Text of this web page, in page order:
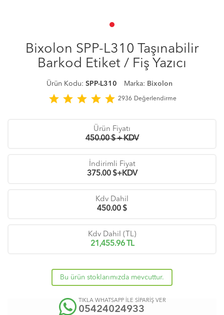
Bixolon SPP-L310 Taşınabilir
Barkod Etiket / Fiş Yazıcı
Ürün Kodu: SPP-L310 Marka: Bixolon
star star star star star 2936 Değerlendirme
Ürün Fiyatı
450.00 $ + KDV
İndirimli Fiyat
375.00 $+KDV
Kdv Dahil
450.00 $
Kdv Dahil (TL)
21,455.96TL
Bu ürün stoklarımızda mevcuttur.
TIKLA WHATSAPP İLE SİPARİŞ VER
05424024933